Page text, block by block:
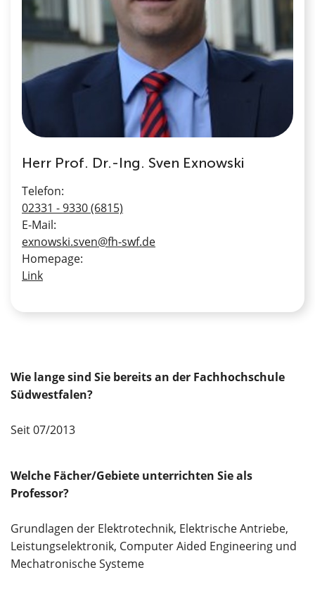
Herr Prof. Dr.-Ing. Sven Exnowski
Telefon:
02331 - 9330 (6815)
E-Mail:
exnowski.sven@fh-swf.de
Homepage:
Link
Wie lange sind Sie bereits an der Fachhochschule
Südwestfalen?
Seit 07/2013
Welche Fächer/Gebiete unterrichten Sie als
Professor?
Grundlagen der Elektrotechnik, Elektrische Antriebe,
Leistungselektronik, Computer Aided Engineering und
Mechatronische Systeme